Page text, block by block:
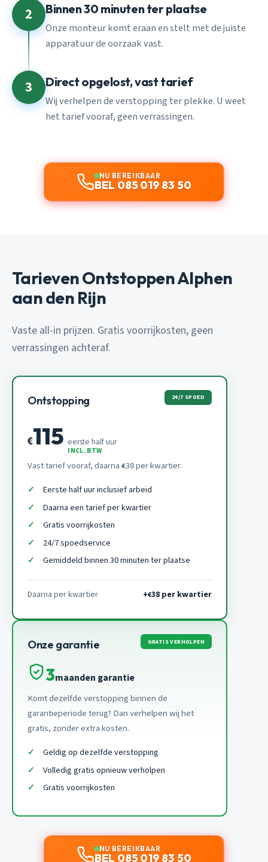
2 Binnen 30 minuten ter plaatse
Onze monteur komt eraan en stelt met de juiste
apparatuur de oorzaak vast.
3 Direct opgelost, vast tarief
Wij verhelpen de verstopping ter plekke. U weet
het tarief vooraf, geen verrassingen.
NU BEREIKBAAR
BEL 085 019 83 50
Tarieven Ontstoppen Alphen
aan den Rijn
Vaste all-in prijzen. Gratis voorrijkosten, geen
verrassingen achteraf.
Ontstopping 24/7 SPOED
€115 eerste half uur
INCL. BTW
Vast tarief vooraf, daarna €38 per kwartier.
Eerste half uur inclusief arbeid
Daarna een tarief per kwartier
Gratis voorrijkosten
24/7 spoedservice
Gemiddeld binnen 30 minuten ter plaatse
Daarna per kwartier +€38 per kwartier
Onze garantie GRATIS VERHOLPEN
3maanden garantie
Komt dezelfde verstopping binnen de
garantieperiode terug? Dan verhelpen wij het
gratis, zonder extra kosten.
Geldig op dezelfde verstopping
Volledig gratis opnieuw verholpen
Gratis voorrijkosten
NU BEREIKBAAR
BEL 085 019 83 50